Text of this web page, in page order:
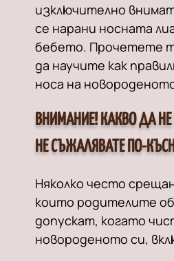
изключително
се нарани носната
бебето. Прочетете
да научите как
носа на
ВНИМАНИЕ! КАКВО ДА
НЕ СЪЖАЛЯВАТЕ ПО-
Няколко често
които родителите
допускат, когато
новороденото си,